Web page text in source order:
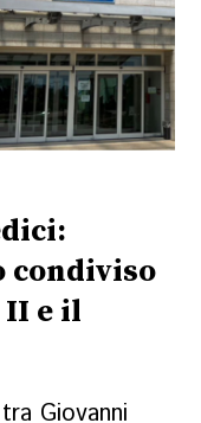
condiviso
II e il
Giovanni